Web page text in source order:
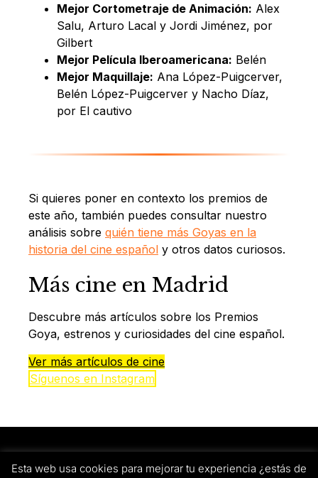
Mejor Cortometraje de Animación: Alex
Salu, Arturo Lacal y Jordi Jiménez, por
Gilbert
Mejor Película Iberoamericana: Belén
Mejor Maquillaje: Ana López-Puigcerver,
Belén López-Puigcerver y Nacho Díaz,
por El cautivo
Si quieres poner en contexto los premios de
este año, también puedes consultar nuestro
análisis sobre quién tiene más Goyas en la
historia del cine español y otros datos curiosos.
Más cine en Madrid
Descubre más artículos sobre los Premios
Goya, estrenos y curiosidades del cine español.
Ver más artículos de cine
Síguenos en Instagram
Aviso legal
Esta web usa cookies para mejorar tu experiencia ¿estás de